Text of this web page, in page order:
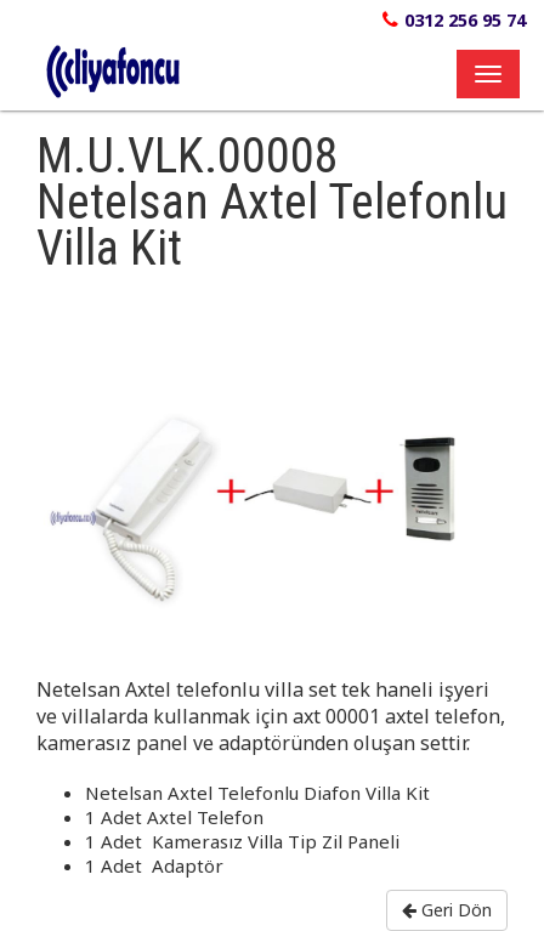
0312 256 95 74
M.U.VLK.00008
Netelsan Axtel Telefonlu
Villa Kit
Netelsan Axtel telefonlu villa set tek haneli işyeri
ve villalarda kullanmak için axt 00001 axtel telefon,
kamerasız panel ve adaptöründen oluşan settir.
Netelsan Axtel Telefonlu Diafon Villa Kit
1 Adet Axtel Telefon
1 Adet Kamerasız Villa Tip Zil Paneli
1 Adet Adaptör
Geri Dön